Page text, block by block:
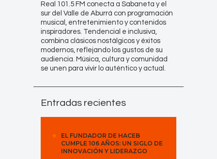
Real 101.5 FM conecta a Sabaneta y el
sur del Valle de Aburrá con programación
musical, entretenimiento y contenidos
inspiradores. Tendencial e inclusiva,
combina clásicos nostálgicos y éxitos
modernos, reflejando los gustos de su
audiencia. Música, cultura y comunidad
se unen para vivir lo auténtico y actual.
Entradas recientes
EL FUNDADOR DE HACEB
CUMPLE 106 AÑOS: UN SIGLO DE
INNOVACIÓN Y LIDERAZGO